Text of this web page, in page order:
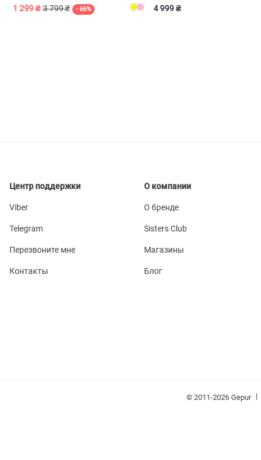
1 299 ₴ 3 799 ₴ - 66% 4 999 ₴
Центр поддержки
Viber
Telegram
Перезвоните мне
Контакты
О компании
О бренде
Sisters Club
Магазины
Блог
© 2011-2026 Gepur |